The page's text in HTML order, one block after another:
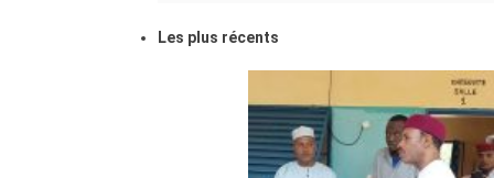
Les plus récents